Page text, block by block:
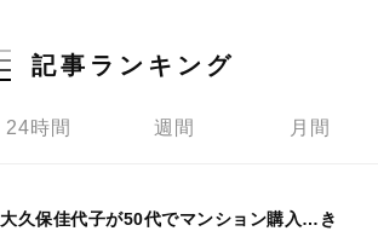
記事ランキング
24時間 週間 月間
大久保佳代子が50代でマンション購入…き